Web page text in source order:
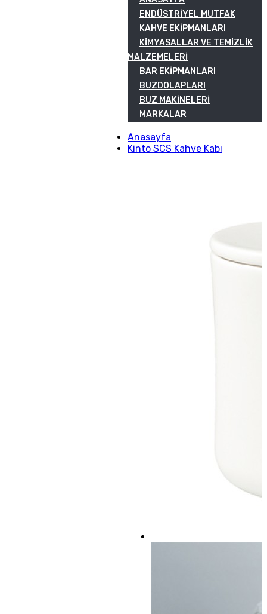
ENDÜSTRIYEL MUTFAK
KAHVE EKIPMANLARI
KIMYASALLAR VE TEMIZLIK
MALZEMELERI
BAR EKIPMANLARI
BUZDOLAPLARI
BUZ MAKINELERI
MARKALAR
Anasayfa
Kinto SCS Kahve Kabı